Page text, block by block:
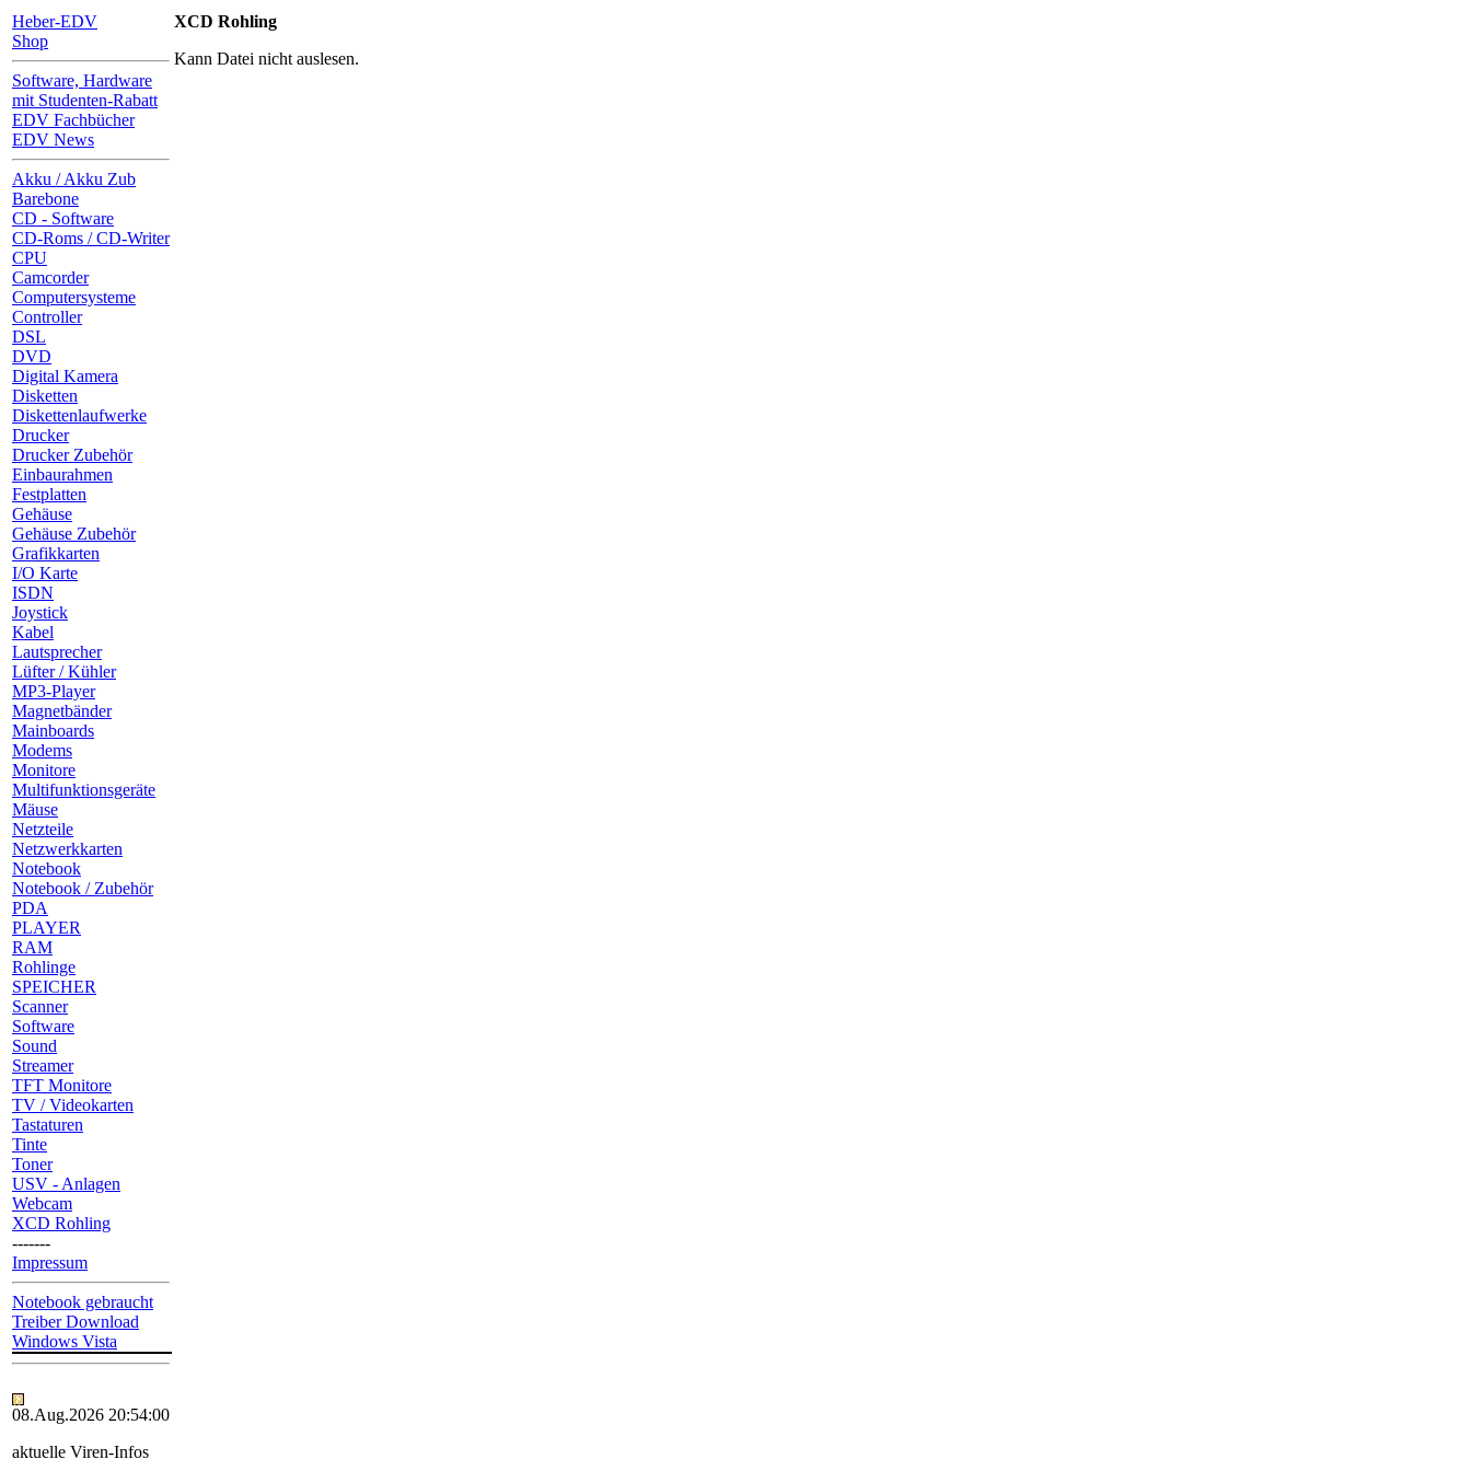
Heber-EDV
Shop
Software, Hardware
mit Studenten-Rabatt
EDV Fachbücher
EDV News
Akku / Akku Zub
Barebone
CD - Software
CD-Roms / CD-Writer
CPU
Camcorder
Computersysteme
Controller
DSL
DVD
Digital Kamera
Disketten
Diskettenlaufwerke
Drucker
Drucker Zubehör
Einbaurahmen
Festplatten
Gehäuse
Gehäuse Zubehör
Grafikkarten
I/O Karte
ISDN
Joystick
Kabel
Lautsprecher
Lüfter / Kühler
MP3-Player
Magnetbänder
Mainboards
Modems
Monitore
Multifunktionsgeräte
Mäuse
Netzteile
Netzwerkkarten
Notebook
Notebook / Zubehör
PDA
PLAYER
RAM
Rohlinge
SPEICHER
Scanner
Software
Sound
Streamer
TFT Monitore
TV / Videokarten
Tastaturen
Tinte
Toner
USV - Anlagen
Webcam
XCD Rohling
-------
Impressum
Notebook gebraucht
Treiber Download
Windows Vista
08.Aug.2026 20:54:00
aktuelle Viren-Infos
XCD Rohling
Kann Datei nicht auslesen.